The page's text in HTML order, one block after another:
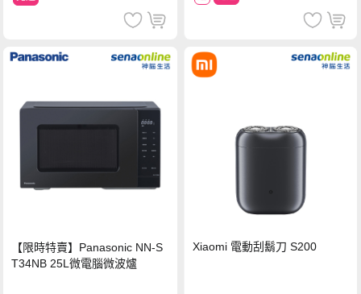
【限時特賣】Panasonic NN-S
T34NB 25L微電腦微波爐
Xiaomi 電動刮鬍刀 S200